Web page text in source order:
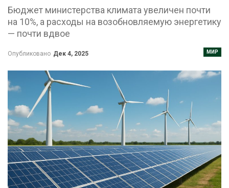
Бюджет министерства климата увеличен почти
на 10%, а расходы на возобновляемую энергетику
— почти вдвое
МИР
Опубликовано Дек 4, 2025